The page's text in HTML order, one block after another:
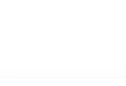
bairros mais antigos, que